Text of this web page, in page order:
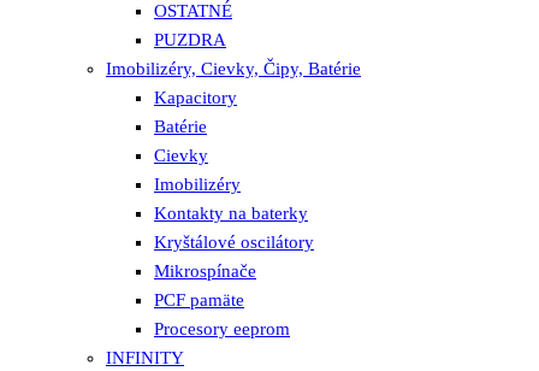
OSTATNÉ
PUZDRA
Imobilizéry, Cievky, Čipy, Batérie
Kapacitory
Batérie
Cievky
Imobilizéry
Kontakty na baterky
Kryštálové oscilátory
Mikrospínače
PCF pamäte
Procesory eeprom
INFINITY